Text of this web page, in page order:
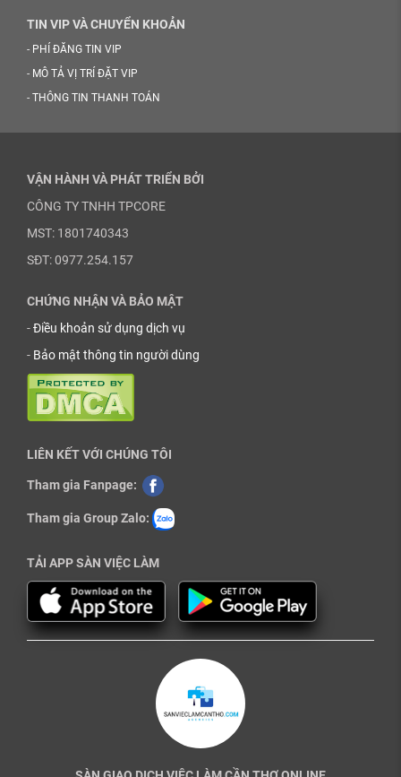
TIN VIP VÀ CHUYỂN KHOẢN
- PHÍ ĐĂNG TIN VIP
- MÔ TẢ VỊ TRÍ ĐẶT VIP
- THÔNG TIN THANH TOÁN
VẬN HÀNH VÀ PHÁT TRIỂN BỞI
CÔNG TY TNHH TPCORE
MST: 1801740343
SĐT: 0977.254.157
CHỨNG NHẬN VÀ BẢO MẬT
-Điều khoản sử dụng dịch vụ
- Bảo mật thông tin người dùng
LIÊN KẾT VỚI CHÚNG TÔI
Tham gia Fanpage:
Tham gia Group Zalo:
TẢI APP SÀN VIỆC LÀM